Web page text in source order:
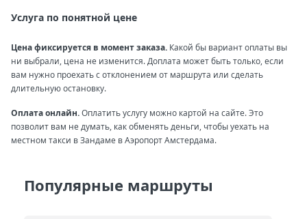
Услуга по понятной цене
Цена фиксируется в момент заказа. Какой бы вариант оплаты вы
ни выбрали, цена не изменится. Доплата может быть только, если
вам нужно проехать с отклонением от маршрута или сделать
длительную остановку.
Оплата онлайн.Оплатить услугу можно картой на сайте. Это
позволит вам не думать, как обменять деньги, чтобы уехать на
местном такси в Зандаме в Аэропорт Амстердама.
Популярные маршруты